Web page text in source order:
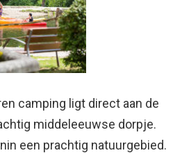
camping ligt direct aan de
middeleeuwse dorpje.
een prachtig natuurgebied.